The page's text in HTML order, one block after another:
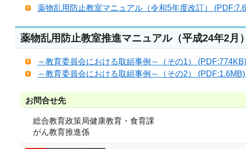
薬物乱用防止教室マニュアル（令和5年度改訂）
薬物乱用防止教室推進マニュアル（平成24年2月）
～教育委員会における取組事例～（その1） (PDF:774KB)
～教育委員会における取組事例～（その2） (PDF:1.6MB)
お問合せ先
総合教育政策局健康教育・食育課
がん教育推進係